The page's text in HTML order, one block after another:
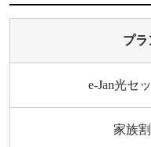
プラ
e-Jan光
家族